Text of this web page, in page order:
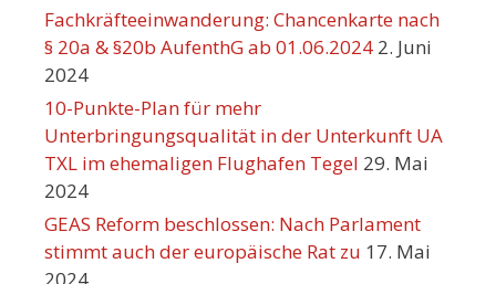
Fachkräfteeinwanderung: Chancenkarte nach
§ 20a & §20b AufenthG ab 01.06.2024 2. Juni
2024
10-Punkte-Plan für mehr
Unterbringungsqualität in der Unterkunft UA
TXL im ehemaligen Flughafen Tegel 29. Mai
2024
GEAS Reform beschlossen: Nach Parlament
stimmt auch der europäische Rat zu 17. Mai
2024